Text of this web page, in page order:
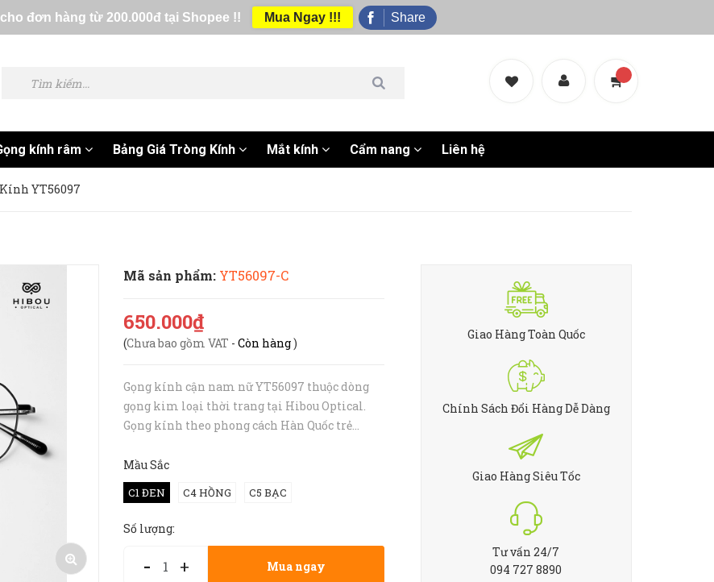
kính râm Bảng Giá Tròng Kính Mắt kính Cẩm nang Liên hệ
YT56097
Mã sản phẩm: YT56097-C
650.000₫
(Chưa bao gồm VAT - Còn hàng)
Gọng kính cận nam nữ YT56097 thuộc dòng
gọng kim loại thời trang tại Hibou Optical.
Gọng kính theo phong cách Hàn Quốc trẻ
nhẹ. Thiết kế gọng kính đơn giản phù hợp với
nhiều kiểu khuôn mặt, cho cả nam và ...
Mầu Sắc
C1 ĐEN C4 HỒNG C5 BẠC
Số lượng:
- + Mua ngay
Giao Hàng Toàn Quốc
Chính Sách Đổi Hàng Dễ Dàng
Giao Hàng Siêu Tốc
Tư vấn 24/7
094 727 8890
đơn hàng từ 200.000đ tại Shopee !! Mua Ngay !!! Share